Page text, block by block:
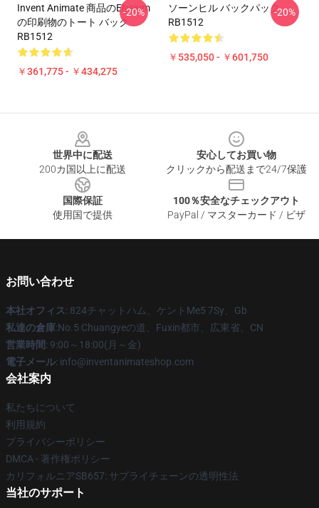
Invent Animate 商品のelysium
の印刷物のトート バック
RB1512
￥361,775 - ￥434,275
-20%
ソーンヒル バックパック
RB1512
￥535,050 - ￥601,750
-20%
世界中に配送
200カ国以上に配送
安心してお買い物
クリックから配送まで24/7保護
国際保証
使用国で提供
100％安全なチェックアウト
PayPal / マスターカード / ビザ
お問い合わせ
本社オフィス: 824チャットハム、ケントMe5 7Sy、Gb
私達の倉庫:No.5 Chuangyeの道、Fuxin都市、広東省、CN
営業時間: 9:00～18:00(月～金)
電子メール: info@inventanimateshop.com
会社案内
私たちについて
利用規約
プライバシーポリシー
DMCA - 著作権ポリシー
カリフォルニアSB657: サプライチェーンの透明性法
当社のサポート